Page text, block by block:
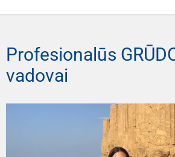
Profesionalūs
vadovai